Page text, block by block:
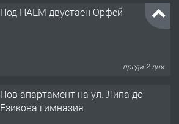
Нов апартамент на ул. Липа до
преди 2 дни
🔑 ОБЗАВЕДЕНА ГАРСОНИЕРА ПОД
НАЕМ В КВ. „ОРФЕЙ“ – ДО